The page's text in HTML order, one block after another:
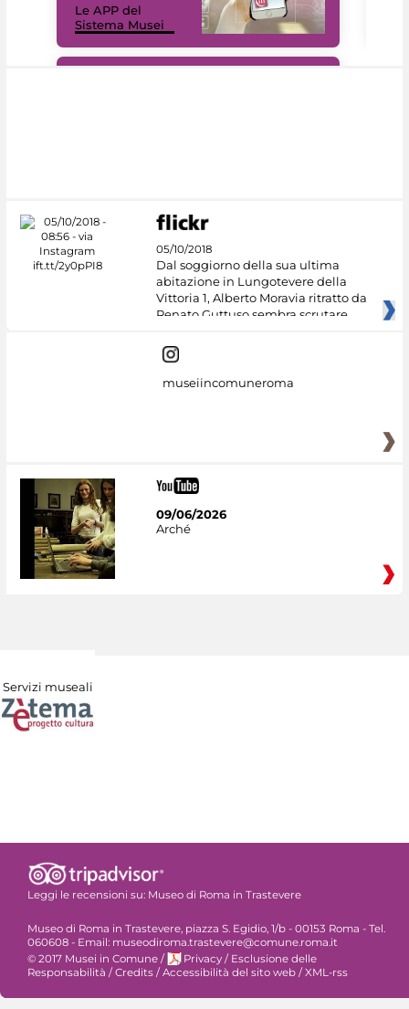
Le APP del
Sistema Musei
05/10/2018
Dal soggiorno della sua ultima
abitazione in Lungotevere della
Vittoria 1, Alberto Moravia ritratto da
Renato Guttuso sembra scrutare
museiincomuneroma
09/06/2026
Arché
Servizi museali
Leggi le recensioni su: Museo di Roma in Trastevere
Museo di Roma in Trastevere, piazza S. Egidio, 1/b - 00153 Roma - Tel.
060608 - Email: museodiroma.trastevere@comune.roma.it
© 2017 Musei in Comune / Privacy / Esclusione delle
Responsabilità /Credits /Accessibilità del sito web /XML-rss